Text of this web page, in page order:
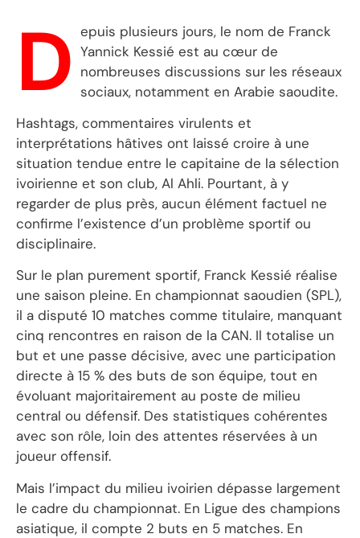
D epuis plusieurs jours, le nom de Franck
Yannick Kessié est au cœur de
nombreuses discussions sur les réseaux
sociaux, notamment en Arabie saoudite.
Hashtags, commentaires virulents et
interprétations hâtives ont laissé croire à une
situation tendue entre le capitaine de la sélection
ivoirienne et son club, Al Ahli. Pourtant, à y
regarder de plus près, aucun élément factuel ne
confirme l’existence d’un problème sportif ou
disciplinaire.
Sur le plan purement sportif, Franck Kessié réalise
une saison pleine. En championnat saoudien (SPL),
il a disputé 10 matches comme titulaire, manquant
cinq rencontres en raison de la CAN. Il totalise un
but et une passe décisive, avec une participation
directe à 15 % des buts de son équipe, tout en
évoluant majoritairement au poste de milieu
central ou défensif. Des statistiques cohérentes
avec son rôle, loin des attentes réservées à un
joueur offensif.
Mais l’impact du milieu ivoirien dépasse largement
le cadre du championnat. En Ligue des champions
asiatique, il compte 2 buts en 5 matches. En